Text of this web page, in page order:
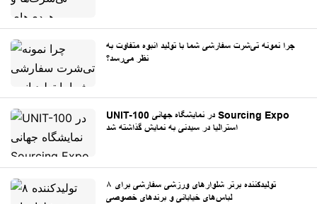
چرا نمونه تی‌شرت سفارشی شما با تولید انبوه متفاوت به
نظر می‌رسد؟
UNIT-100 در نمایشگاه جهانی Sourcing Expo
استرالیا در سیدنی به نمایش گذاشته شد
۸ تولیدکننده برتر شلوارهای ورزشی سفارشی برای
لباس‌های خیابانی و برندهای خصوصی